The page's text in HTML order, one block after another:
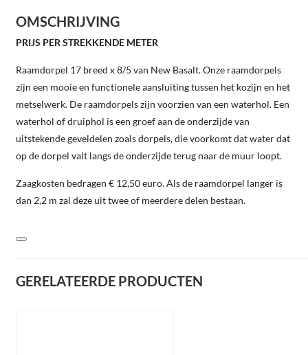
OMSCHRIJVING
PRIJS PER STREKKENDE METER
Raamdorpel 17 breed x 8/5 van New Basalt. Onze raamdorpels
zijn een mooie en functionele aansluiting tussen het kozijn en het
metselwerk. De raamdorpels zijn voorzien van een waterhol. Een
waterhol of druiphol is een groef aan de onderzijde van
uitstekende geveldelen zoals dorpels, die voorkomt dat water dat
op de dorpel valt langs de onderzijde terug naar de muur loopt.
Zaagkosten bedragen € 12,50 euro. Als de raamdorpel langer is
dan 2,2 m zal deze uit twee of meerdere delen bestaan.
GERELATEERDE PRODUCTEN